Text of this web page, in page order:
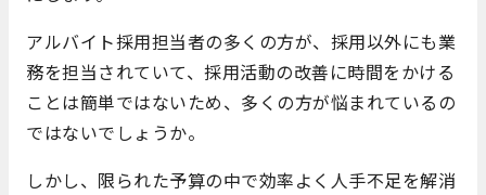
アルバイト採用担当者の多くの方が、採用以外にも業
務を担当されていて、採用活動の改善に時間をかける
ことは簡単ではないため、多くの方が悩まれているの
ではないでしょうか。
しかし、限られた予算の中で効率よく人手不足を解消